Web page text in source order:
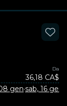
Da
36,18 CA$
gen·sab, 16 gen